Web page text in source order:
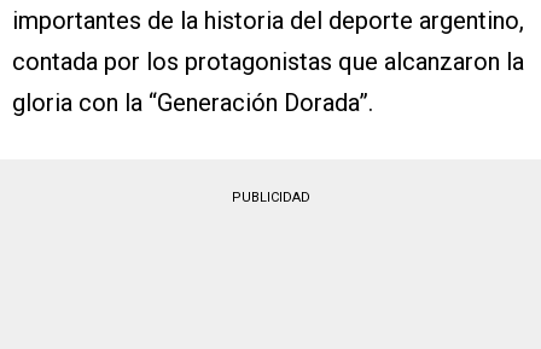
importantes de la historia del deporte argentino,
contada por los protagonistas que alcanzaron la
gloria con la “Generación Dorada”.
PUBLICIDAD